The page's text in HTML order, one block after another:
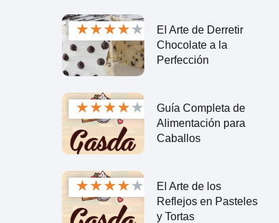
★★★★★
El Arte de Derretir
Chocolate a la
Perfección
★★★★★
Guía Completa de
Alimentación para
Caballos
★★★★★
El Arte de los
Reflejos en Pasteles
y Tortas